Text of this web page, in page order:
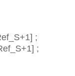
;
;